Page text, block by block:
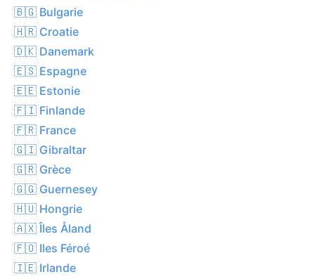
🇧🇬 Bulgarie
🇭🇷 Croatie
🇩🇰 Danemark
🇪🇸 Espagne
🇪🇪 Estonie
🇫🇮 Finlande
🇫🇷 France
🇬🇮 Gibraltar
🇬🇷 Grèce
🇬🇬 Guernesey
🇭🇺 Hongrie
🇦🇽 Îles Åland
🇫🇴 Iles Féroé
🇮🇪 Irlande